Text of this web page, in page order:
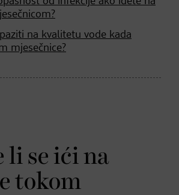
na kvalitetu vode kada
mjesečnice?
li se ići na
tokom